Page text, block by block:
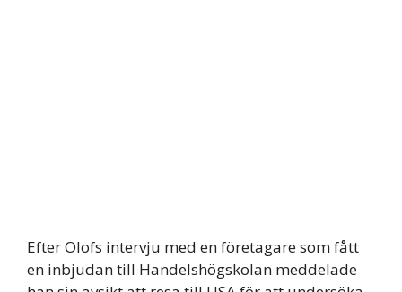
Efter Olofs intervju med en företagare som fått
en inbjudan till Handelshögskolan meddelade